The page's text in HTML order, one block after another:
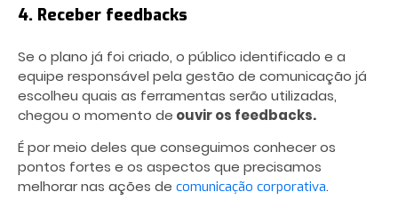
4. Receber feedbacks
Se o plano já foi criado, o público identificado e a
equipe responsável pela gestão de comunicação já
escolheu quais as ferramentas serão utilizadas,
chegou o momento de ouvir os feedbacks.
É por meio deles que conseguimos conhecer os
pontos fortes e os aspectos que precisamos
melhorar nas ações de comunicação corporativa.